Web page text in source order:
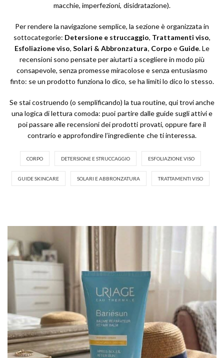
macchie, imperfezioni, disidratazione).
Per rendere la navigazione semplice, la sezione è organizzata in
sottocategorie: Detersione e struccaggio, Trattamenti viso,
Esfoliazione viso,Solari & Abbronzatura, Corpo e Guide. Le
recensioni sono pensate per aiutarti a scegliere in modo più
consapevole, senza promesse miracolose e senza entusiasmo
finto: se un prodotto funziona lo dico, se ha limiti lo dico lo stesso.
Se stai costruendo (o semplificando) la tua routine, qui trovi anche
una logica di lettura comoda: puoi partire dalle guide sugli attivi e
poi passare alle recensioni dei prodotti provati, oppure fare il
contrario e approfondire l’ingrediente che ti interessa.
CORPO DETERSIONE E STRUCCAGGIO ESFOLIAZIONE VISO
GUIDE SKINCARE SOLARI E ABBRONZATURA TRATTAMENTI VISO